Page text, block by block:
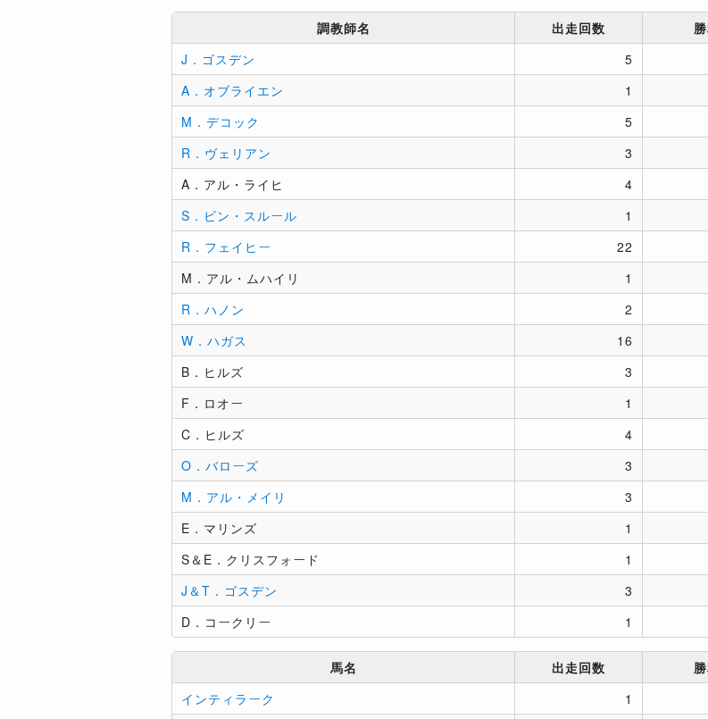
調教師名 出走回数
J．ゴスデン
5
A．オブライエン
1
M．デコック
5
R．ヴェリアン
3
A．アル・ライヒ
4
S．ビン・スルール
1
R．フェイヒー
22
M．アル・ムハイリ
1
R．ハノン
2
W．ハガス
16
B．ヒルズ
3
F．ロオー
1
C．ヒルズ
4
O．バローズ
3
M．アル・メイリ
3
E．マリンズ
1
S＆E．クリスフォード
1
J＆T．ゴスデン
3
D．コークリー
1
馬名 出走回数
インティラーク
1